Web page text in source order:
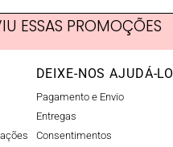
ESSAS PROMOÇÕES
DEIXE-NOS AJUDÁ-LO
Pagamento e Envio
Entregas
Consentimentos